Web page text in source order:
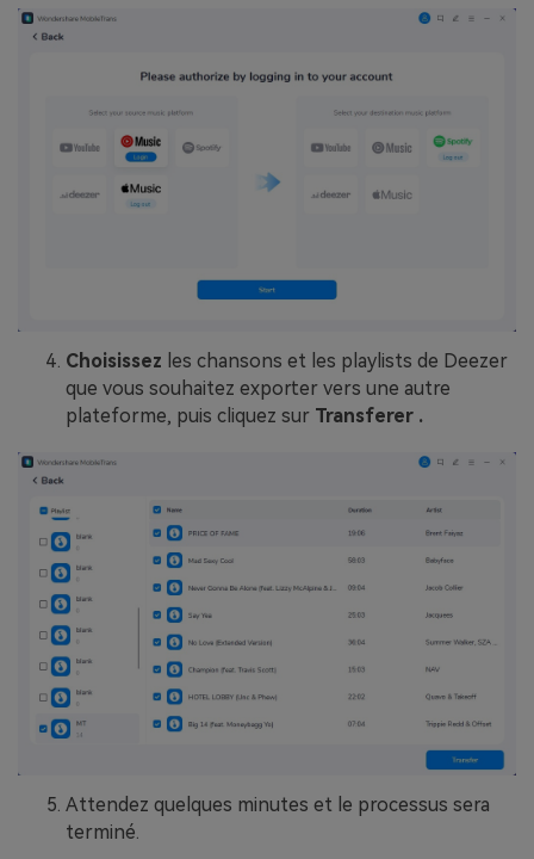
Choisissez les chansons et les playlists de Deezer
que vous souhaitez exporter vers une autre
plateforme, puis cliquez sur Transferer .
Attendez quelques minutes et le processus sera
terminé.